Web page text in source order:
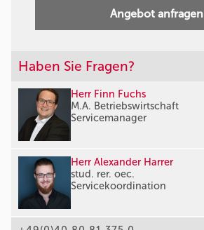
Angebot anfragen
Haben Sie Fragen?
Herr Finn Fuchs
M.A. Betriebswirtschaft
Servicemanager
Herr Alexander Harrer
stud. rer. oec.
Servicekoordination